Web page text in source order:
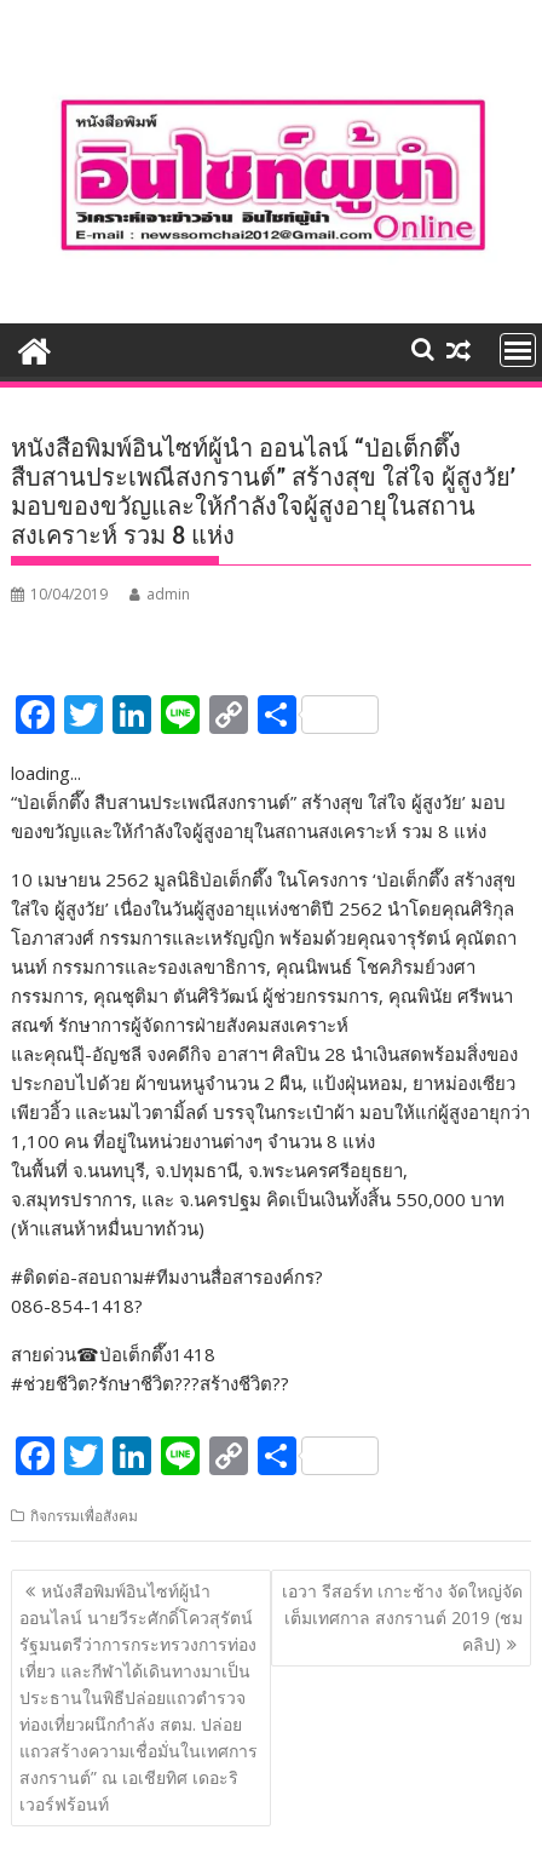
หนังสือพิมพ์อินไซท์ผู้นำ ออนไลน์ “ป่อเต็กตึ๊ง
สืบสานประเพณีสงกรานต์” สร้างสุข ใส่ใจ ผู้สูงวัย’
มอบของขวัญและให้กำลังใจผู้สูงอายุในสถาน
สงเคราะห์ รวม 8 แห่ง
10/04/2019 admin
F
e
b
o
o
k
T
itt
er
Li
k
e
dI
n
Li
e
C
p
y
Li
n
k
S
ar
e
loading...
“ป่อเต็กตึ๊ง สืบสานประเพณีสงกรานต์” สร้างสุข ใส่ใจ ผู้สูงวัย’ มอบ
ของขวัญและให้กำลังใจผู้สูงอายุในสถานสงเคราะห์ รวม 8 แห่ง
10 เมษายน 2562 มูลนิธิป่อเต็กตึ๊ง ในโครงการ ‘ป่อเต็กตึ๊ง สร้างสุข
ใส่ใจ ผู้สูงวัย’ เนื่องในวันผู้สูงอายุแห่งชาติปี 2562 นำโดยคุณศิริกุล
โอภาสวงศ์ กรรมการและเหรัญญิก พร้อมด้วยคุณจารุรัตน์ คุณัตถา
นนท์ กรรมการและรองเลขาธิการ, คุณนิพนธ์ โชคภิรมย์วงศา
กรรมการ, คุณชุติมา ตันศิริวัฒน์ ผู้ช่วยกรรมการ, คุณพินัย ศรีพนา
สณฑ์ รักษาการผู้จัดการฝ่ายสังคมสงเคราะห์
และคุณปุ๊-อัญชลี จงคดีกิจ อาสาฯ ศิลปิน 28 นำเงินสดพร้อมสิ่งของ
ประกอบไปด้วย ผ้าขนหนูจำนวน 2 ผืน, แป้งฝุ่นหอม, ยาหม่องเซียว
เพียวอิ้ว และนมไวตามิ้ลด์ บรรจุในกระเป๋าผ้า มอบให้แก่ผู้สูงอายุกว่า
1,100 คน ที่อยู่ในหน่วยงานต่างๆ จำนวน 8 แห่ง
ในพื้นที่ จ.นนทบุรี, จ.ปทุมธานี, จ.พระนครศรีอยุธยา,
จ.สมุทรปราการ, และ จ.นครปฐม คิดเป็นเงินทั้งสิ้น 550,000 บาท
(ห้าแสนห้าหมื่นบาทถ้วน)
#ติดต่อ-สอบถาม#ทีมงานสื่อสารองค์กร?
086-854-1418?
สายด่วน☎ป่อเต็กตึ๊ง1418
#ช่วยชีวิต?รักษาชีวิต???สร้างชีวิต??
F
ac
e
b
o
o
k
T
itt
er
Li
k
e
dI
n
Li
e
C
p
y
Li
n
k
S
ar
e
กิจกรรมเพื่อสังคม
แนะแนว
เรื่อง
หนังสือพิมพ์อินไซท์ผู้นำ
ออนไลน์ นายวีระศักดิ์โควสุรัตน์
รัฐมนตรีว่าการกระทรวงการท่อง
เที่ยว และกีฬาได้เดินทางมาเป็น
ประธานในพิธีปล่อยแถวตํารวจ
ท่องเที่ยวผนึกกําลัง สตม. ปล่อย
แถวสร้างความเชื่อมั่นในเทศการ
สงกรานต์” ณ เอเชียทิศ เดอะริ
เวอร์ฟร้อนท์
เอวา รีสอร์ท เกาะช้าง จัดใหญ่จัด
เต็มเทศกาล สงกรานต์ 2019 (ชม
คลิป)